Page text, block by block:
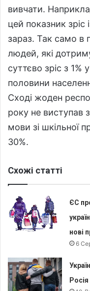
вивчати.
цей показник зріс
зараз. Так само в
людей, які
суттєво зріс з
половини
Сході жоден
року не виступав
мови зі шкільної
30%.
Схожі статті
ЄС
нові
6